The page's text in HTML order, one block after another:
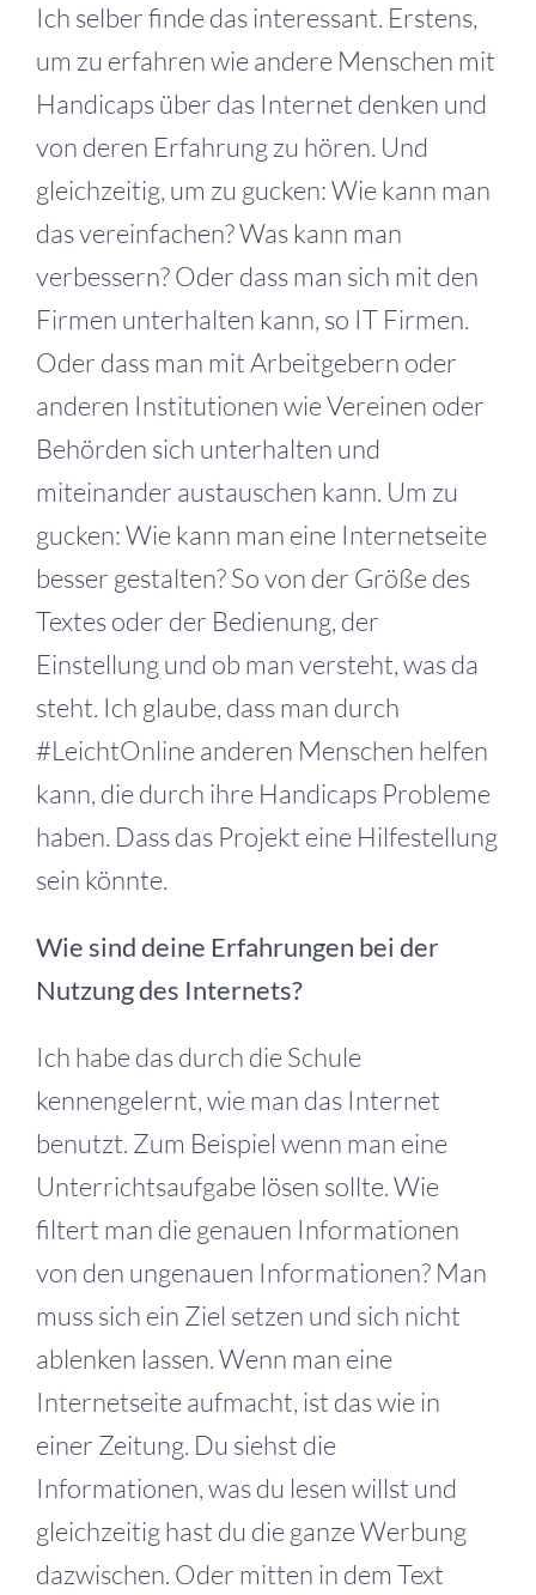
Ich selber finde das interessant. Erstens,
um zu erfahren wie andere Menschen mit
Handicaps über das Internet denken und
von deren Erfahrung zu hören. Und
gleichzeitig, um zu gucken: Wie kann man
das vereinfachen? Was kann man
verbessern? Oder dass man sich mit den
Firmen unterhalten kann, so IT Firmen.
Oder dass man mit Arbeitgebern oder
anderen Institutionen wie Vereinen oder
Behörden sich unterhalten und
miteinander austauschen kann. Um zu
gucken: Wie kann man eine Internetseite
besser gestalten? So von der Größe des
Textes oder der Bedienung, der
Einstellung und ob man versteht, was da
steht. Ich glaube, dass man durch
#LeichtOnline anderen Menschen helfen
kann, die durch ihre Handicaps Probleme
haben. Dass das Projekt eine Hilfestellung
sein könnte.
Wie sind deine Erfahrungen bei der
Nutzung des Internets?
Ich habe das durch die Schule
kennengelernt, wie man das Internet
benutzt. Zum Beispiel wenn man eine
Unterrichtsaufgabe lösen sollte. Wie
filtert man die genauen Informationen
von den ungenauen Informationen? Man
muss sich ein Ziel setzen und sich nicht
ablenken lassen. Wenn man eine
Internetseite aufmacht, ist das wie in
einer Zeitung. Du siehst die
Informationen, was du lesen willst und
gleichzeitig hast du die ganze Werbung
dazwischen. Oder mitten in dem Text